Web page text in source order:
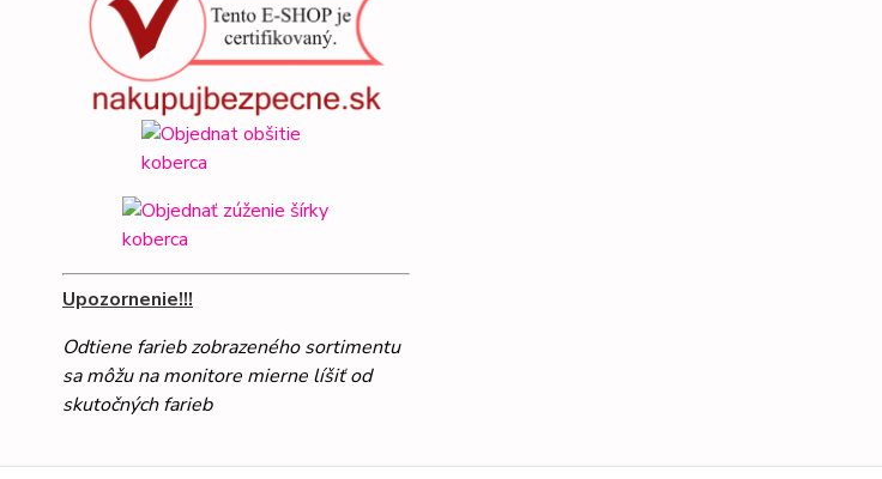
Upozornenie!!!
Odtiene farieb zobrazeného sortimentu
sa môžu na monitore mierne líšiť od
skutočných farieb